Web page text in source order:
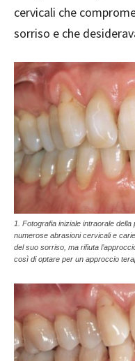
cervicali che
sorriso e che
1. Fotografia iniziale intraorale
numerose abrasioni cervicali e
del suo sorriso, ma rifiuta
così di optare per un approccio